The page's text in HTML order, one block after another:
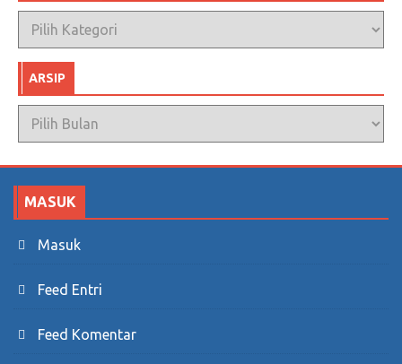
Kategori
ARSIP
Arsip
MASUK
Masuk
Feed Entri
Feed Komentar